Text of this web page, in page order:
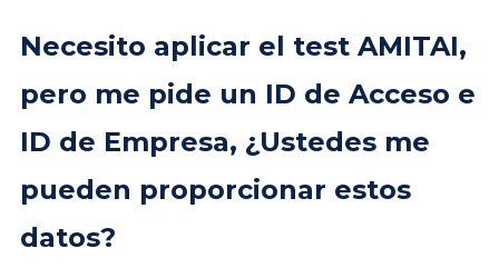
Necesito aplicar el test AMITAI,
pero me pide un ID de Acceso e
ID de Empresa, ¿Ustedes me
pueden proporcionar estos
datos?